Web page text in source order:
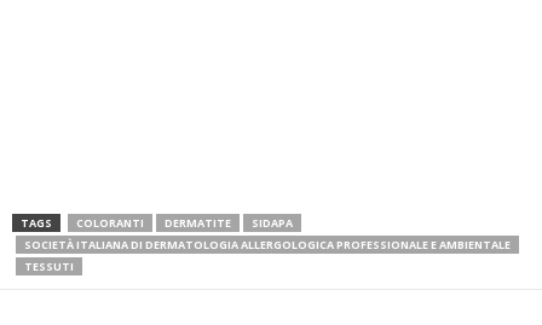
TAGS COLORANTI DERMATITE
SIDAPA
SOCIETÀ ITALIANA DI DERMATOLOGIA ALLERGOLOGICA PROFESSIONALE E AMBIENTALE
TESSUTI